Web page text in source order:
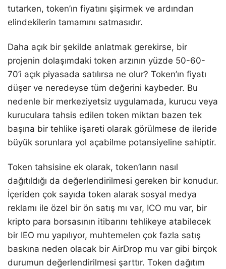
tutarken, token’ın fiyatını şişirmek ve ardından
elindekilerin tamamını satmasıdır.
Daha açık bir şekilde anlatmak gerekirse, bir
projenin dolaşımdaki token arzının yüzde 50-60-
70’i açık piyasada satılırsa ne olur? Token’ın fiyatı
düşer ve neredeyse tüm değerini kaybeder. Bu
nedenle bir merkeziyetsiz uygulamada, kurucu veya
kuruculara tahsis edilen token miktarı bazen tek
başına bir tehlike işareti olarak görülmese de ileride
büyük sorunlara yol açabilme potansiyeline sahiptir.
Token tahsisine ek olarak, token’ların nasıl
dağıtıldığı da değerlendirilmesi gereken bir konudur.
İçeriden çok sayıda token alarak sosyal medya
reklamı ile özel bir ön satış mı var, ICO mu var, bir
kripto para borsasının itibarını tehlikeye atabilecek
bir IEO mu yapılıyor, muhtemelen çok fazla satış
baskına neden olacak bir AirDrop mu var gibi birçok
durumun değerlendirilmesi şarttır. Token dağıtım